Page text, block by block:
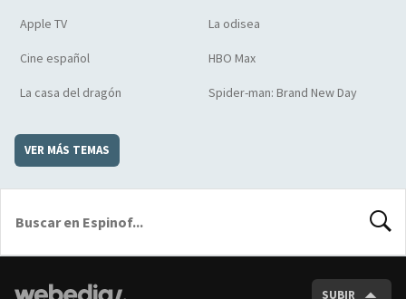
Apple TV La odisea
Cine español HBO Max
La casa del dragón Spider-man: Brand New Day
VER MÁS TEMAS
SUBIR